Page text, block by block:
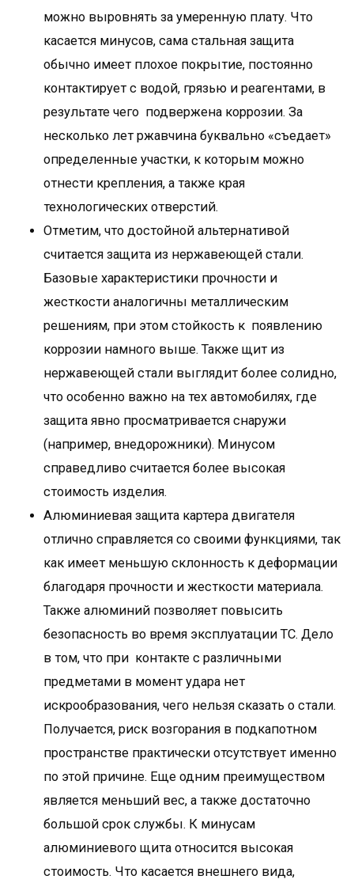
можно выровнять за умеренную плату. Что
касается минусов, сама стальная защита
обычно имеет плохое покрытие, постоянно
контактирует с водой, грязью и реагентами, в
результате чего подвержена коррозии. За
несколько лет ржавчина буквально «съедает»
определенные участки, к которым можно
отнести крепления, а также края
технологических отверстий.
Отметим, что достойной альтернативой
считается защита из нержавеющей стали.
Базовые характеристики прочности и
жесткости аналогичны металлическим
решениям, при этом стойкость к появлению
коррозии намного выше. Также щит из
нержавеющей стали выглядит более солидно,
что особенно важно на тех автомобилях, где
защита явно просматривается снаружи
(например, внедорожники). Минусом
справедливо считается более высокая
стоимость изделия.
Алюминиевая защита картера двигателя
отлично справляется со своими функциями, так
как имеет меньшую склонность к деформации
благодаря прочности и жесткости материала.
Также алюминий позволяет повысить
безопасность во время эксплуатации ТС. Дело
в том, что при контакте с различными
предметами в момент удара нет
искрообразования, чего нельзя сказать о стали.
Получается, риск возгорания в подкапотном
пространстве практически отсутствует именно
по этой причине. Еще одним преимуществом
является меньший вес, а также достаточно
большой срок службы. К минусам
алюминиевого щита относится высокая
стоимость. Что касается внешнего вида,